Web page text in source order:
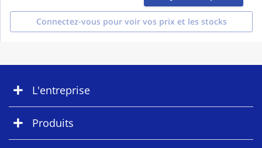
Connectez-vous pour voir vos prix et les stocks
L'entreprise
Produits